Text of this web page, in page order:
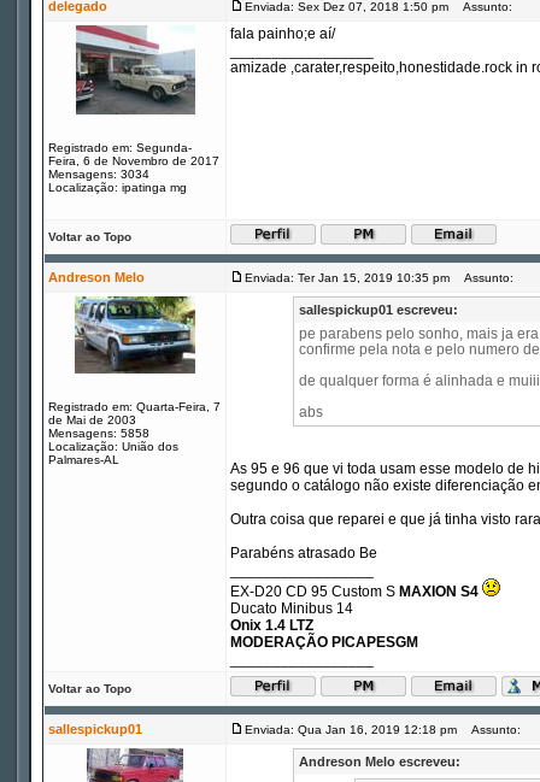
delegado Enviada: Sex Dez 07, 2018 1:50 pm Assunto:
Registrado em: Segunda-
Feira, 6 de Novembro de 2017
Mensagens: 3034
Localização: ipatinga mg
fala painho;e aí/
amizade ,carater,respeito,honestidade.rock in
Voltar ao Topo
Andreson Melo Enviada: Ter Jan 15, 2019 10:35 pm Assunto:
Registrado em: Quarta-Feira, 7
de Mai de 2003
Mensagens: 5858
Localização: União dos
Palmares-AL
sallespickup01 escreveu:
pe parabens pelo sonho, mais ja
confirme pela nota e pelo numero
de qualquer forma é alinhada e
abs
As 95 e 96 que vi toda usam esse modelo de
segundo o catálogo não existe diferenciação
Outra coisa que reparei e que já tinha visto
Parabéns atrasado Be
EX-D20 CD 95 Custom S MAXION S4
Ducato Minibus 14
Onix 1.4 LTZ
MODERAÇÃO PICAPESGM
Voltar ao Topo
sallespickup01 Enviada: Qua Jan 16, 2019 12:18 pm Assunto:
Andreson Melo escreveu: